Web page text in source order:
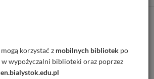
Dodaj na Twoją półkę
MARC 21
korzystać z mobilnych bibliotek po
w wypożyczalni biblioteki oraz poprzez